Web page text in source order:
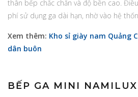
thân bếp chắc chắn và độ bền cao.
phí sử dụng ga dài hạn, nhờ vào hệ
Xem thêm: Kho sỉ giày nam Quảng
dân buôn
BẾP GA MINI